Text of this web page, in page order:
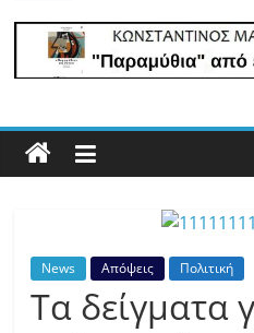
άποψη
τέλους…
News Απόψεις Πολιτική
Τα δείγματα